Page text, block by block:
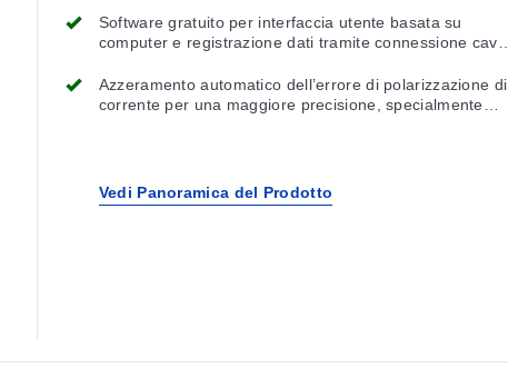
Software gratuito per interfaccia utente basata su
computer e registrazione dati tramite connessione cavo
Azzeramento automatico dell’errore di polarizzazione di
corrente per una maggiore precisione, specialmente
Vedi Panoramica del Prodotto